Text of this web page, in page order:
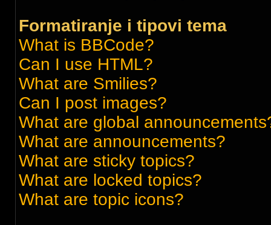
Formatiranje i tipovi tema
What is BBCode?
Can I use HTML?
What are Smilies?
Can I post images?
What are global
What are announcements?
What are sticky topics?
What are locked topics?
What are topic icons?